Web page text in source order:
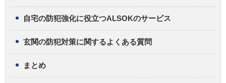
自宅の防犯強化に役立つALSOKのサービス
玄関の防犯対策に関するよくある質問
まとめ